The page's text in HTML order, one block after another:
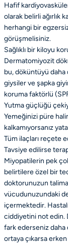
Hafif
olarak belirli ağırlık
herhangi bir
görüşmelisiniz.
Sağlıklı bir kiloyu
Dermatomiyozit
bu, döküntüyü
giysiler ve şapka
koruma faktörlü
Yutma güçlüğü
Yemeğinizi püre
kalkamıyorsanız
Tüm ilaçları reçete
Tavsiye edilirse
Miyopatilerin pek
belirtilere özel bir
doktorunuzun
vücudunuzundaki
içermektedir.
ciddiyetini not edin.
fark ederseniz
ortaya çıkarsa